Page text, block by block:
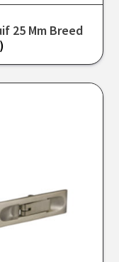
25 Mm Breed